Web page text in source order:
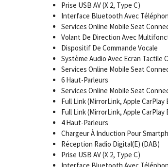
Prise USB AV (X 2, Type C)
Interface Bluetooth Avec
Services Online Mobile Seat
Volant De Direction Avec
Dispositif De Commande Vocale
Système Audio Avec Ecran Tactile
Services Online Mobile Seat
6 Haut-Parleurs
Services Online Mobile Seat
Full Link (MirrorLink, Apple CarPlay
Full Link (MirrorLink, Apple CarPlay
4 Haut-Parleurs
Chargeur À Induction Pour
Réception Radio Digital(E) (DAB)
Prise USB AV (X 2, Type C)